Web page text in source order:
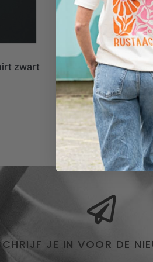
zwart
24,95
SCHRIJF JE IN VOOR DE